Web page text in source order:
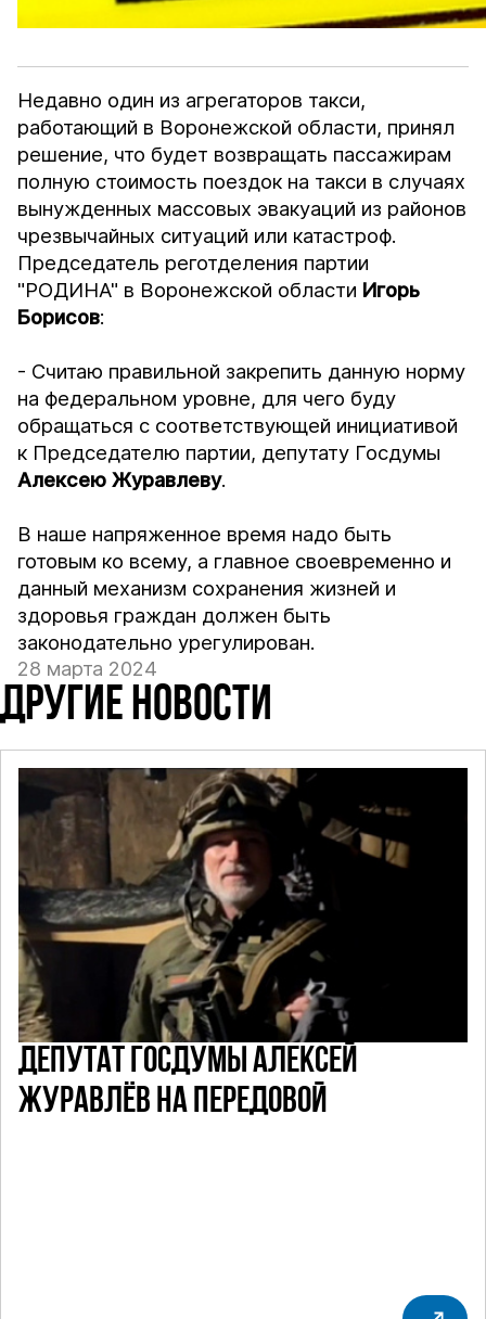
Недавно один из агрегаторов такси,
работающий в Воронежской области, принял
решение, что будет возвращать пассажирам
полную стоимость поездок на такси в случаях
вынужденных массовых эвакуаций из районов
чрезвычайных ситуаций или катастроф.
Председатель реготделения партии
"РОДИНА" в Воронежской области Игорь
Борисов:
- Считаю правильной закрепить данную норму
на федеральном уровне, для чего буду
обращаться с соответствующей инициативой
к Председателю партии, депутату Госдумы
Алексею Журавлеву.
В наше напряженное время надо быть
готовым ко всему, а главное своевременно и
данный механизм сохранения жизней и
здоровья граждан должен быть
законодательно урегулирован.
28 марта 2024
ДРУГИЕ НОВОСТИ
ДЕПУТАТ ГОСДУМЫ АЛЕКСЕЙ
ЖУРАВЛЁВ НА ПЕРЕДОВОЙ